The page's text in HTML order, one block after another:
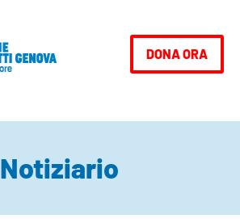
DONA ORA
Notiziario